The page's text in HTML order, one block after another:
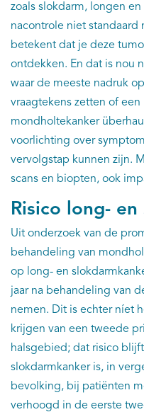
zoals slokdarm, longen
nacontrole niet standaard
betekent dat je deze
ontdekken. En dat is nou
waar de meeste nadruk
vraagtekens zetten of
mondholtekanker
voorlichting over
vervolgstap kunnen zijn.
scans en biopten, ook
Risico long-
Uit onderzoek van de
behandeling van
op long- en
jaar na behandeling van
nemen. Dit is echter níet
krijgen van een tweede
halsgebied; dat risico
slokdarmkanker is, in
bevolking, bij patiënten
verhoogd in de eerste